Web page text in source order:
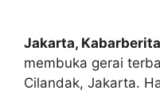
Jakarta,
membuka gerai
Cilandak, Jakarta.